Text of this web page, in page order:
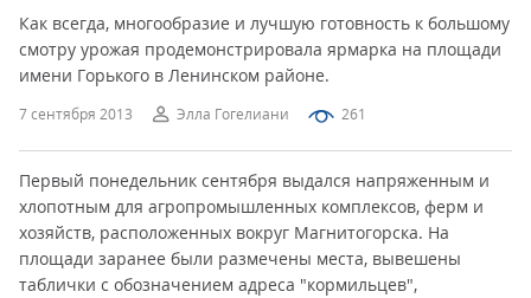
7 сентября 2013 Элла Гогелиани 261
Как всегда, многообразие и лучшую готовность к большому
смотру урожая продемонстрировала ярмарка на площади
имени Горького в Ленинском районе.
Первый понедельник сентября выдался напряженным и
хлопотным для агропромышленных комплексов, ферм и
хозяйств, расположенных вокруг Магнитогорска. На
площади заранее были размечены места, вывешены
таблички с обозначением адреса "кормильцев",